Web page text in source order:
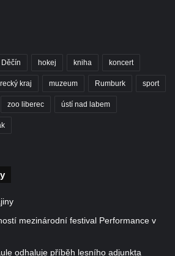
Děčín hokej kniha koncert
kraj muzeum Rumburk sport
zoo liberec ústí nad labem
mezinárodní festival Performance v
odhaluje příběh lesního adjunkta